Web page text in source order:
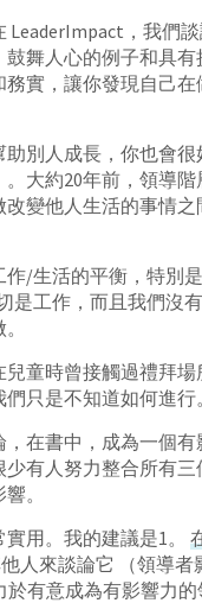
，我們
舞人心的例子和具
實，讓你發現自己
別人成長，你也會
大約20年前，領導
變他人生活的事情
/生活的平衡，特別
是工作，而且我們沒
童時曾接觸過禮拜
只是不知道如何進行。
在書中，成為一個
有人努力整合所有三
。
用。我的建議是1。
人來談論它 （領導
有意成為有影響力的